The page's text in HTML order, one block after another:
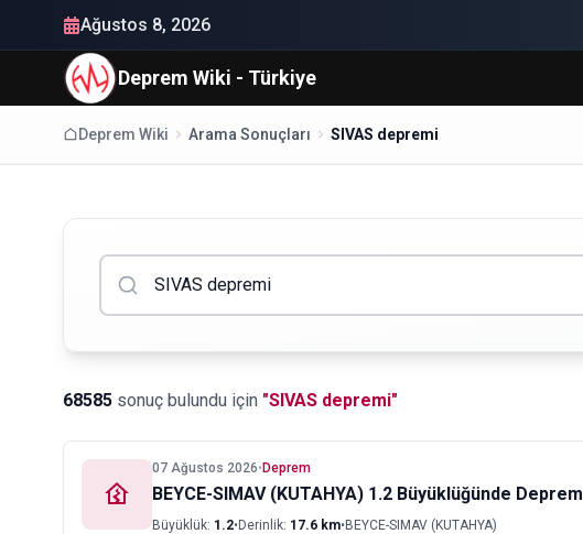
Ağustos 8, 2026
Deprem Wiki - Türkiye
Deprem Wiki Arama Sonuçları SIVAS depremi
68585 sonuç bulundu için "SIVAS depremi"
07 Ağustos 2026• Deprem
BEYCE-SIMAV (KUTAHYA) 1.2 Büyüklüğünde Deprem
Büyüklük: 1.2•Derinlik: 17.6 km•BEYCE-SIMAV (KUTAHYA)